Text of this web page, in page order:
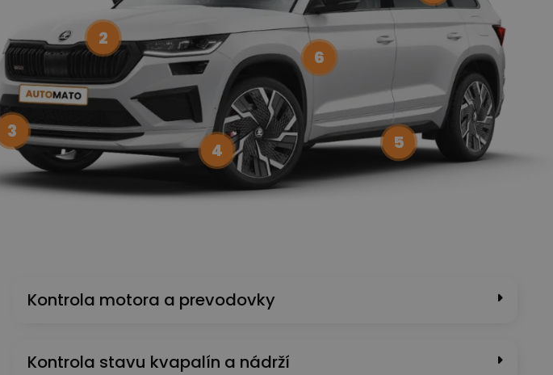
2
3
4
5
6
Kontrola motora a prevodovky
Kontrola stavu kvapalín a nádrží